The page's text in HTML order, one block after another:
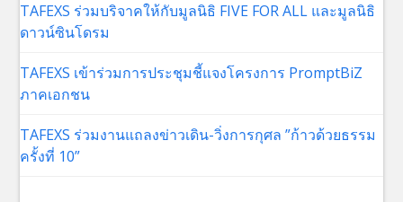
TAFEXS ร่วมบริจาคให้กับมูลนิธิ FIVE FOR ALL และมูลนิธิ
ดาวน์ซินโดรม
TAFEXS เข้าร่วมการประชุมชี้แจงโครงการ PromptBiZ
ภาคเอกชน
TAFEXS ร่วมงานแถลงข่าวเดิน-วิ่งการกุศล ”ก้าวด้วยธรรม
ครั้งที่ 10”